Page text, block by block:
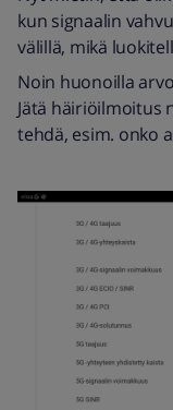
kun signaalin
välillä, mikä
Noin huonoilla
Jätä häiriöilmoitus
tehdä, esim. onko